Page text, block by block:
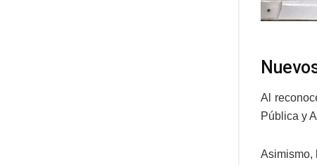
Al
Pública y
Asimismo,